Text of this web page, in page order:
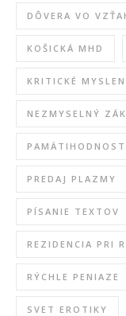
DÔVERA VO
KOŠICKÁ MHD
KRITICKÉ
NEZMYSELNÝ
PREDAJ PLAZMY
PÍSANIE TEXTOV
REZIDENCIA PRI
RÝCHLE PENIAZE
SVET EROTIKY